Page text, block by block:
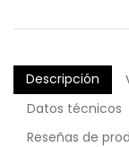
Descripción
Datos técnicos
Reseñas de